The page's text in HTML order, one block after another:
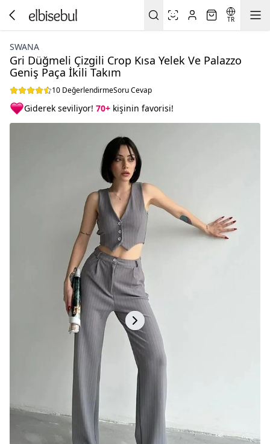
TR
SWANA
Gri Düğmeli Çizgili Crop Kısa Yelek Ve Palazzo
Geniş Paça İkili Takım
10 DeğerlendirmeSoru Cevap
Giderek seviliyor! 70+ kişinin favorisi!